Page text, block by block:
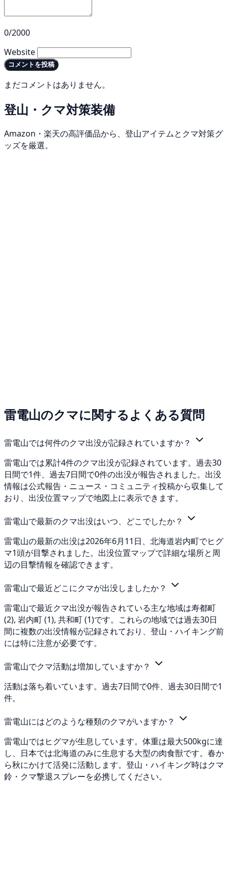
0/2000
Website
コメントを投稿
まだコメントはありません。
登山・クマ対策装備
Amazon・楽天の高評価品から、登山アイテムとクマ対策グ
ッズを厳選。
雷電山のクマに関するよくある質問
雷電山では何件のクマ出没が記録されていますか？
雷電山では累計4件のクマ出没が記録されています。過去30
日間で1件、過去7日間で0件の出没が報告されました。出没
情報は公式報告・ニュース・コミュニティ投稿から収集して
おり、出没位置マップで地図上に表示できます。
雷電山で最新のクマ出没はいつ、どこでしたか？
雷電山の最新の出没は2026年6月11日、北海道岩内町でヒグ
マ1頭が目撃されました。出没位置マップで詳細な場所と周
辺の目撃情報を確認できます。
雷電山で最近どこにクマが出没しましたか？
雷電山で最近クマ出没が報告されている主な地域は寿都町
(2), 岩内町 (1), 共和町 (1)です。これらの地域では過去30日
間に複数の出没情報が記録されており、登山・ハイキング前
には特に注意が必要です。
雷電山でクマ活動は増加していますか？
活動は落ち着いています。過去7日間で0件、過去30日間で1
件。
雷電山にはどのような種類のクマがいますか？
雷電山ではヒグマが生息しています。体重は最大500kgに達
し、日本では北海道のみに生息する大型の肉食獣です。春か
ら秋にかけて活発に活動します。登山・ハイキング時はクマ
鈴・クマ撃退スプレーを必携してください。